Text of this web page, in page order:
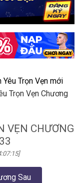
Trọn Vẹn mới
Trọn Vẹn Chương
VẸN CHƯƠNG
Sau